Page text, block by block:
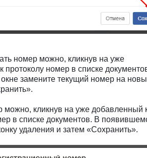
номер можно, кликнув на уже
протоколу номер в списке
замените текущий номер на
можно, кликнув на уже добавленный
в списке документов. В
удаления и затем «Сохранить».